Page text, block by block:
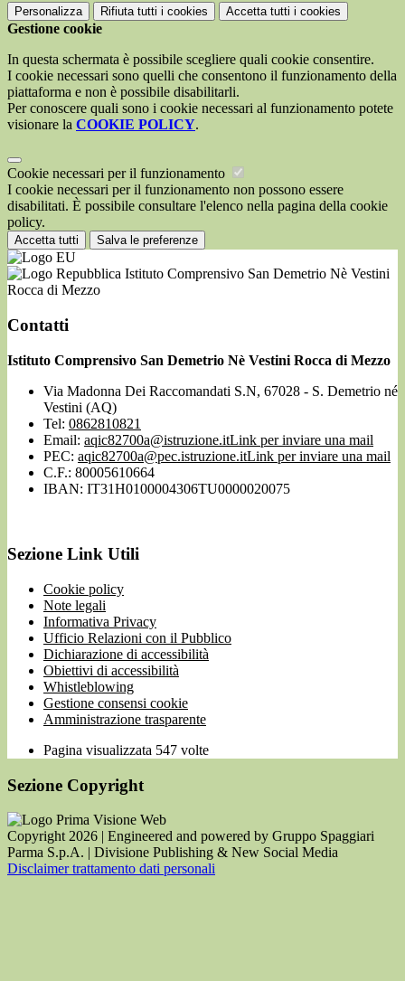
Personalizza Rifiuta tutti i cookies Accetta tutti i cookies
Gestione cookie
In questa schermata è possibile scegliere quali cookie consentire.
I cookie necessari sono quelli che consentono il funzionamento della
piattaforma e non è possibile disabilitarli.
Per conoscere quali sono i cookie necessari al funzionamento potete
visionare la COOKIE POLICY.
Cookie necessari per il funzionamento
I cookie necessari per il funzionamento non possono essere
disabilitati. È possibile consultare l'elenco nella pagina della cookie
policy.
Accetta tutti Salva le preferenze
Istituto Comprensivo San Demetrio Nè Vestini
Rocca di Mezzo
Contatti
Istituto Comprensivo San Demetrio Nè Vestini Rocca di Mezzo
Via Madonna Dei Raccomandati S.N, 67028 - S. Demetrio né
Vestini (AQ)
Tel: 0862810821
Email: aqic82700a@istruzione.itLink per inviare una mail
PEC: aqic82700a@pec.istruzione.itLink per inviare una mail
C.F.: 80005610664
IBAN: IT31H0100004306TU0000020075
Sezione Link Utili
Cookie policy
Note legali
Informativa Privacy
Ufficio Relazioni con il Pubblico
Dichiarazione di accessibilità
Obiettivi di accessibilità
Whistleblowing
Gestione consensi cookie
Amministrazione trasparente
Pagina visualizzata 547 volte
Sezione Copyright
Copyright 2026 | Engineered and powered by Gruppo Spaggiari
Parma S.p.A. | Divisione Publishing & New Social Media
Disclaimer trattamento dati personali